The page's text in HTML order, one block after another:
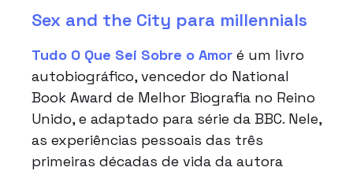
Sex and the City para millennials
Tudo O Que Sei Sobre o Amor é um livro
autobiográfico, vencedor do National
Book Award de Melhor Biografia no Reino
Unido, e adaptado para série da BBC. Nele,
as experiências pessoais das três
primeiras décadas de vida da autora